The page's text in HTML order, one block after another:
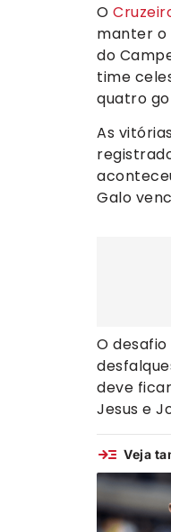
O
manter o
do
time
quatro
As
Galo
O
deve
Jesus e
Veja